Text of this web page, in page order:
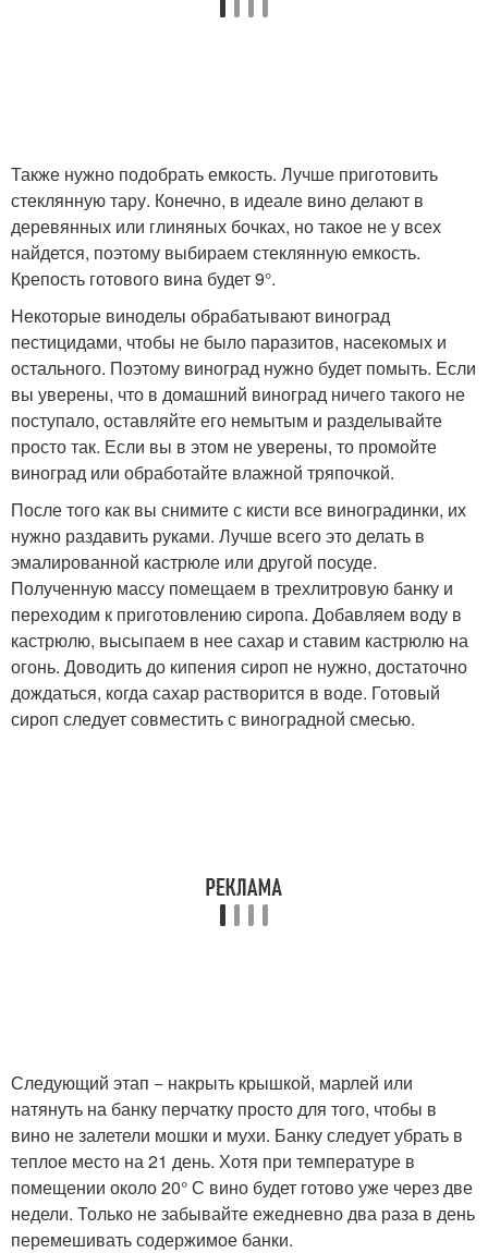
Также нужно подобрать емкость. Лучше приготовить
стеклянную тару. Конечно, в идеале вино делают в
деревянных или глиняных бочках, но такое не у всех
найдется, поэтому выбираем стеклянную емкость.
Крепость готового вина будет 9°.
Некоторые виноделы обрабатывают виноград
пестицидами, чтобы не было паразитов, насекомых и
остального. Поэтому виноград нужно будет помыть. Если
вы уверены, что в домашний виноград ничего такого не
поступало, оставляйте его немытым и разделывайте
просто так. Если вы в этом не уверены, то промойте
виноград или обработайте влажной тряпочкой.
После того как вы снимите с кисти все виноградинки, их
нужно раздавить руками. Лучше всего это делать в
эмалированной кастрюле или другой посуде.
Полученную массу помещаем в трехлитровую банку и
переходим к приготовлению сиропа. Добавляем воду в
кастрюлю, высыпаем в нее сахар и ставим кастрюлю на
огонь. Доводить до кипения сироп не нужно, достаточно
дождаться, когда сахар растворится в воде. Готовый
сироп следует совместить с виноградной смесью.
Следующий этап − накрыть крышкой, марлей или
натянуть на банку перчатку просто для того, чтобы в
вино не залетели мошки и мухи. Банку следует убрать в
теплое место на 21 день. Хотя при температуре в
помещении около 20° С вино будет готово уже через две
недели. Только не забывайте ежедневно два раза в день
перемешивать содержимое банки.